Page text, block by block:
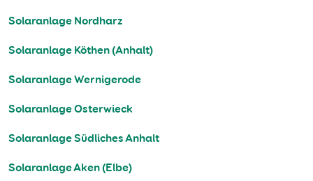
Solaranlage Nordharz
Solaranlage Köthen (Anhalt)
Solaranlage Wernigerode
Solaranlage Osterwieck
Solaranlage Südliches Anhalt
Solaranlage Aken (Elbe)